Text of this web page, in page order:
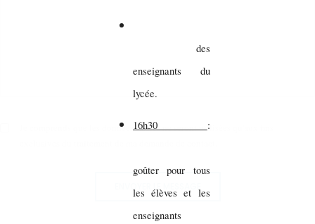
des
enseignants du
lycée.
16h30 :
goûter pour tous
les élèves et les
enseignants
Je comprends que les données saisies ne seront utilisées qu'aux fins